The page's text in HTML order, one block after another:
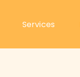
Services